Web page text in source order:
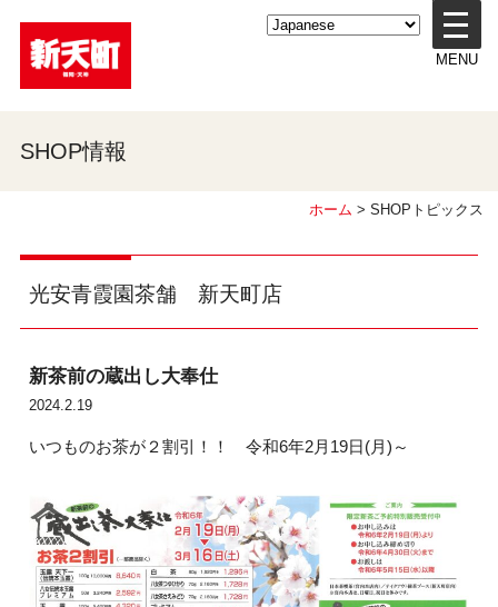
メ
ニ
ュ
MENU
SHOP情報
ホーム > SHOPトピックス
光安青霞園茶舗 新天町店
新茶前の蔵出し大奉仕
2024.2.19
いつものお茶が２割引！！ 令和6年2月19日(月)～